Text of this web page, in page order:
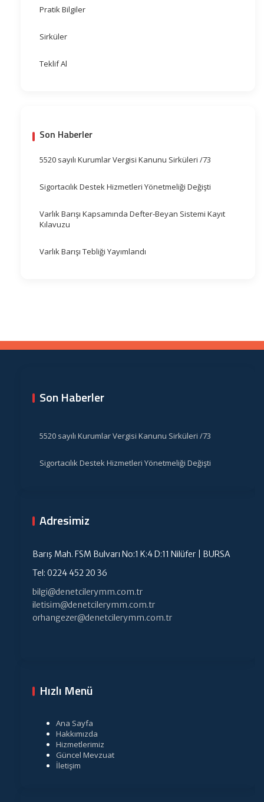
Pratik Bilgiler
Sirküler
Teklif Al
Son Haberler
5520 sayılı Kurumlar Vergisi Kanunu Sirküleri /73
Sigortacılık Destek Hizmetleri Yönetmeliği Değişti
Varlık Barışı Kapsamında Defter-Beyan Sistemi Kayıt
Kılavuzu
Varlık Barışı Tebliği Yayımlandı
Son Haberler
5520 sayılı Kurumlar Vergisi Kanunu Sirküleri /73
Sigortacılık Destek Hizmetleri Yönetmeliği Değişti
Adresimiz
Barış Mah. FSM Bulvarı No:1 K:4 D:11 Nilüfer | BURSA
Tel: 0224 452 20 36
bilgi@denetcilerymm.com.tr
iletisim@denetcilerymm.com.tr
orhangezer@denetcilerymm.com.tr
Hızlı Menü
Ana Sayfa
Hakkımızda
Hizmetlerimiz
Güncel Mevzuat
İletişim